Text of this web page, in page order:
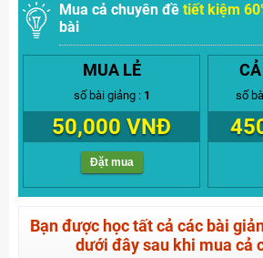
Mua cả chuyên đề tiết kiệm
bài
MUA LẺ
số bài giảng : 1
50,000 VNĐ
Đặt mua
số
Bạn được học tất cả các bài
dưới đây sau khi mua cả